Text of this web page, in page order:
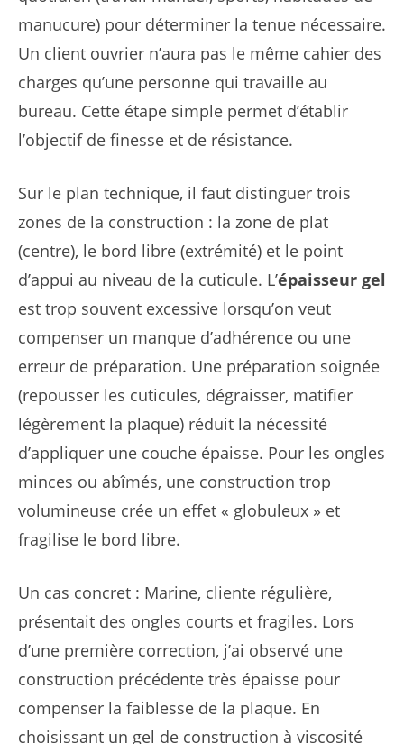
manucure) pour déterminer la tenue nécessaire.
Un client ouvrier n’aura pas le même cahier des
charges qu’une personne qui travaille au
bureau. Cette étape simple permet d’établir
l’objectif de finesse et de résistance.
Sur le plan technique, il faut distinguer trois
zones de la construction : la zone de plat
(centre), le bord libre (extrémité) et le point
d’appui au niveau de la cuticule. L’épaisseur gel
est trop souvent excessive lorsqu’on veut
compenser un manque d’adhérence ou une
erreur de préparation. Une préparation soignée
(repousser les cuticules, dégraisser, matifier
légèrement la plaque) réduit la nécessité
d’appliquer une couche épaisse. Pour les ongles
minces ou abîmés, une construction trop
volumineuse crée un effet « globuleux » et
fragilise le bord libre.
Un cas concret : Marine, cliente régulière,
présentait des ongles courts et fragiles. Lors
d’une première correction, j’ai observé une
construction précédente très épaisse pour
compenser la faiblesse de la plaque. En
choisissant un gel de construction à viscosité